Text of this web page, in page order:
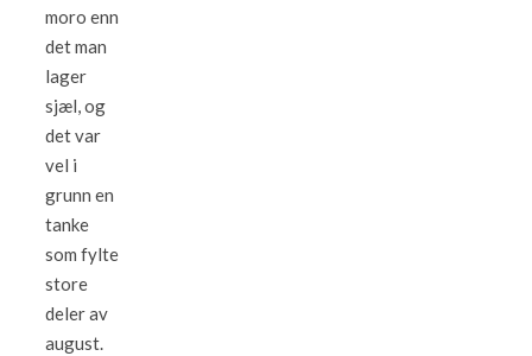
moro enn
det man
lager
sjæl, og
det var
vel i
grunn en
tanke
som fylte
store
deler av
august.